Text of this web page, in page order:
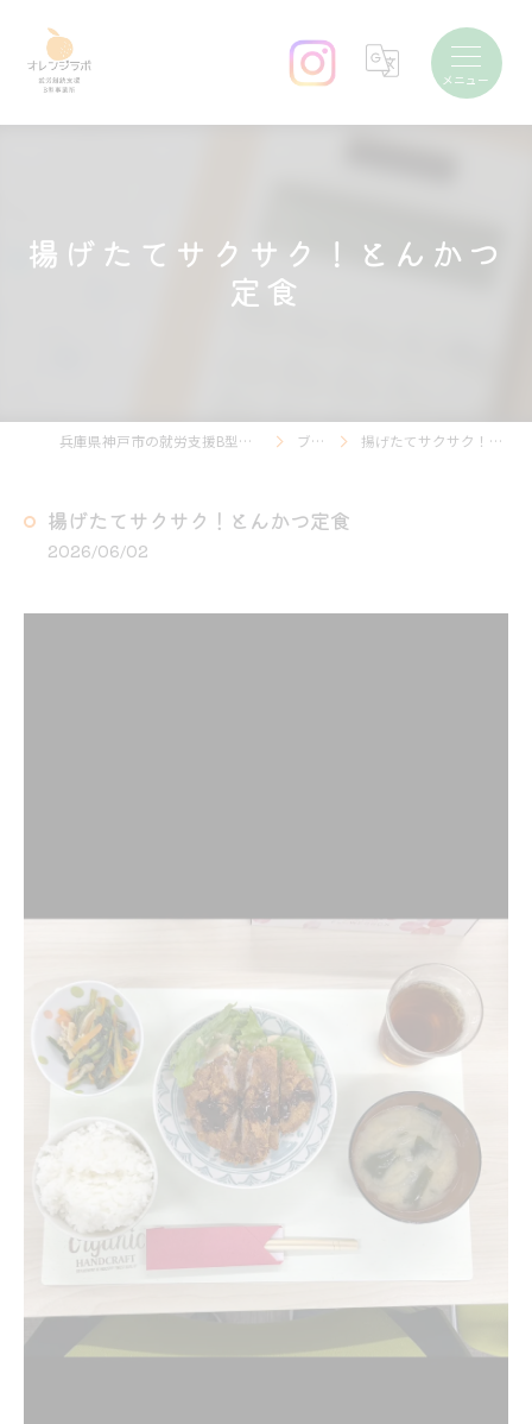
揚げたてサクサク！とんかつ
定食
兵庫県神戸市の就労支援B型ならオレンジラボ ブログ 揚げたてサクサク！とんかつ定食
揚げたてサクサク！とんかつ定食
2026/06/02